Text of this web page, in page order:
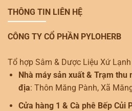
THÔNG TIN LIÊN HỆ
CÔNG TY CỔ PHẦN PYLOHERB
Tổ hợp Sâm & Dược Liệu Xứ
Nhà máy sản xuất & Trạm thu
địa: Thôn Măng Pành, Xã
Cửa hàng 1 & Cà phê Bếp Củi